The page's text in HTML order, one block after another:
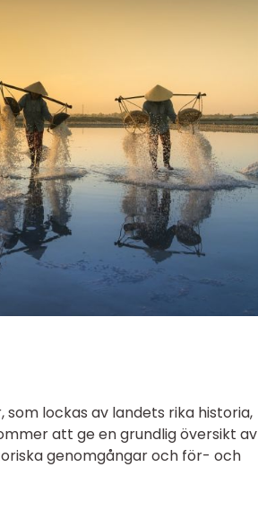
lockas av landets rika historia,
att ge en grundlig översikt av
genomgångar och för- och